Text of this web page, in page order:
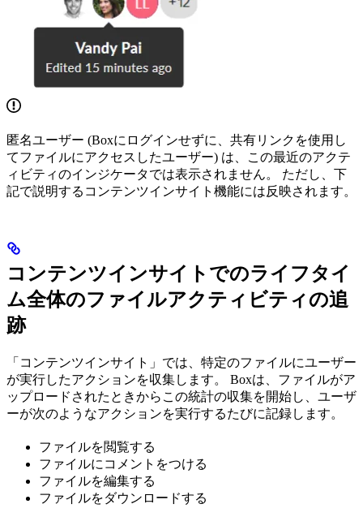
匿名ユーザー (Boxにログインせずに、共有リンクを使用し
てファイルにアクセスしたユーザー) は、この最近のアクテ
ィビティのインジケータでは表示されません。 ただし、下
記で説明するコンテンツインサイト機能には反映されます。
コンテンツインサイトでのライフタイ
ム全体のファイルアクティビティの追
跡
「コンテンツインサイト」では、特定のファイルにユーザー
が実行したアクションを収集します。 Boxは、ファイルがア
ップロードされたときからこの統計の収集を開始し、ユーザ
ーが次のようなアクションを実行するたびに記録します。
ファイルを閲覧する
ファイルにコメントをつける
ファイルを編集する
ファイルをダウンロードする